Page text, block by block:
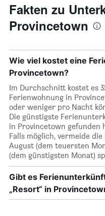
Fakten zu
Provincetown
Wie viel kostet eine
Provincetown?
Im Durchschnitt kostet es
Ferienwohnung in
oder weniger pro Nacht
Die günstigste
in Provincetown gefunden
Falls möglich, vermeide
August (dem teuersten
(dem günstigsten Monat)
Gibt es
„Resort“ in